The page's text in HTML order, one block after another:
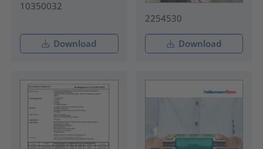
10350032
Download
2254530
Download